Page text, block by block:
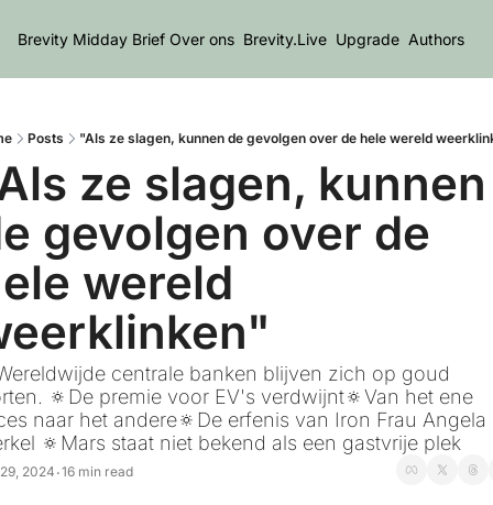
Brevity Midday Brief Over ons Brevity.Live Upgrade Authors
Posts "Als ze slagen, kunnen de gevolgen over de hele wereld
ze slagen, kunnen
gevolgen over de
wereld
centrale banken blijven zich op goud
🔅De premie voor EV's verdwijnt🔅Van het ene
naar het andere🔅De erfenis van Iron Frau Angela
🔅Mars staat niet bekend als een gastvrije plek
2024 •16 min read